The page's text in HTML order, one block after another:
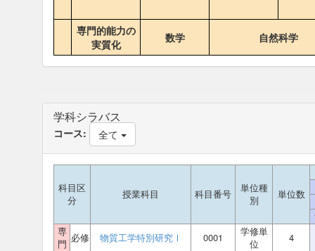
専門的能力の
実質化
数学 自然科学
学科シラバス
コース: 全て
科目区
分
授業科目 科目番号
単位種
別
単位数
専
門 必修 物質工学特別研究Ⅰ 0001
学修単
位
4